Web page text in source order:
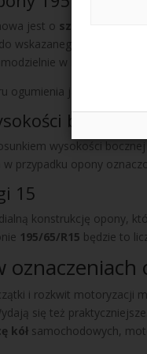
jest o szerokości
wskazanego ciśnienia.
w momencie
ogumienia jako
boku
wysokości
przypadku opony
15
konstrukcję opony,
195/65/R15 będzie to
i rozkwit motoryzacji
się też
kół samochodowych,